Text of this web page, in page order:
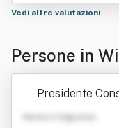
Vedi altre valutazioni
Persone in
Presidente
Nome e Cognome